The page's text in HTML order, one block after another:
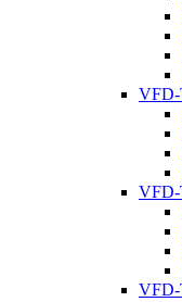
VFD-
VFD-
VFD-